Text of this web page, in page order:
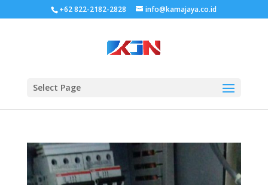
+62 822-2182-2828 info@kamajaya.co.id
Select Page